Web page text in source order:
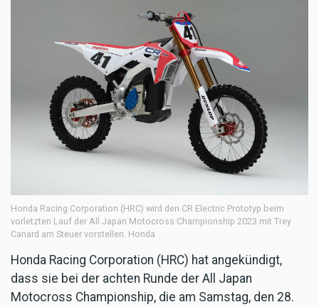
Honda Racing Corporation (HRC) wird den CR Electric Prototyp beim
vorletzten Lauf der All Japan Motocross Championship 2023 mit Trey
Canard am Steuer vorstellen. Honda
Honda Racing Corporation (HRC) hat angekündigt,
dass sie bei der achten Runde der All Japan
Motocross Championship, die am Samstag, den 28.